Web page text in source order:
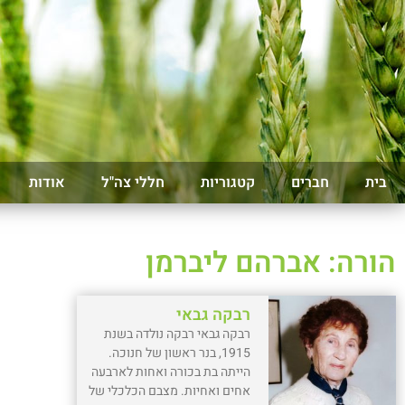
בית חברים קטגוריות חללי צה"ל אודות
הורה: אברהם ליברמן
רבקה גבאי
רבקה גבאי רבקה נולדה בשנת
1915, בנר ראשון של חנוכה.
הייתה בת בכורה ואחות לארבעה
אחים ואחיות. מצבם הכלכלי של